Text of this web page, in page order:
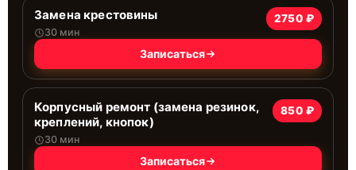
Замена крестовины
30 мин
2750 ₽
Записаться
Корпусный ремонт (замена резинок,
креплений, кнопок)
30 мин
850 ₽
Записаться